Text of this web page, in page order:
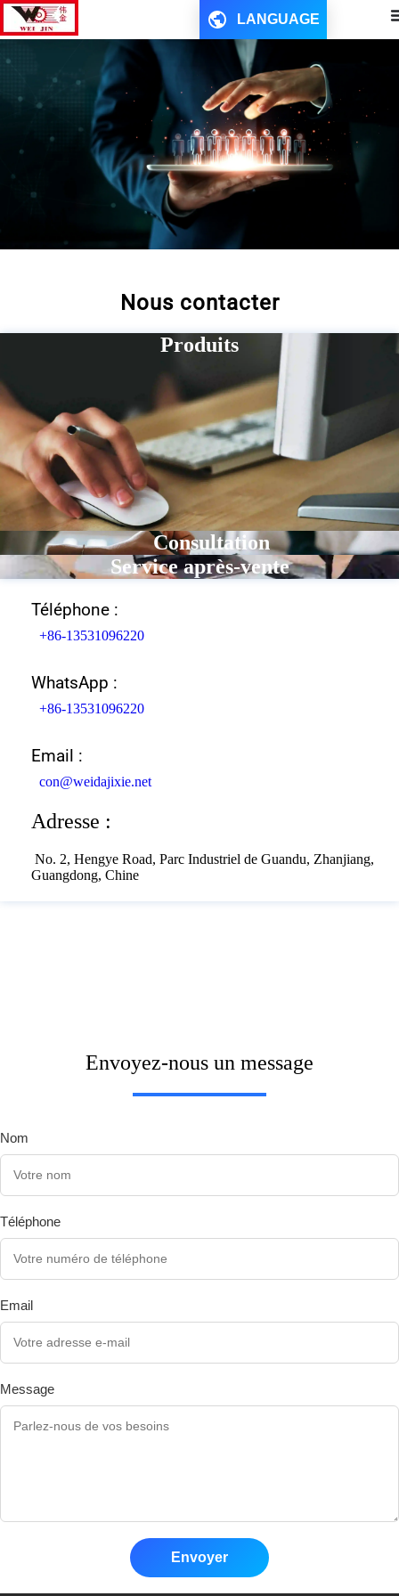
LANGUAGE
Nous contacter
Produits
Consultation
Service après-vente
Téléphone :
+86-13531096220
WhatsApp :
+86-13531096220
Email :
con@weidajixie.net
Adresse :
No. 2, Hengye Road, Parc Industriel de Guandu, Zhanjiang,
Guangdong, Chine
Envoyez-nous un message
Nom
Téléphone
Email
Message
Envoyer